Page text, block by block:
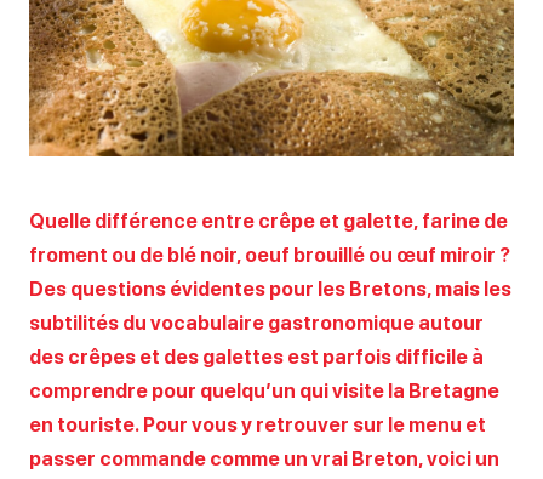
Quelle différence entre crêpe et galette, farine de
froment ou de blé noir, oeuf brouillé ou œuf miroir ?
Des questions évidentes pour les Bretons, mais les
subtilités du vocabulaire gastronomique autour
des crêpes et des galettes est parfois difficile à
comprendre pour quelqu’un qui visite la Bretagne
en touriste. Pour vous y retrouver sur le menu et
passer commande comme un vrai Breton, voici un